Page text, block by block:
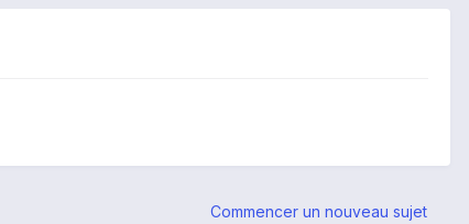
Commencer un nouveau sujet